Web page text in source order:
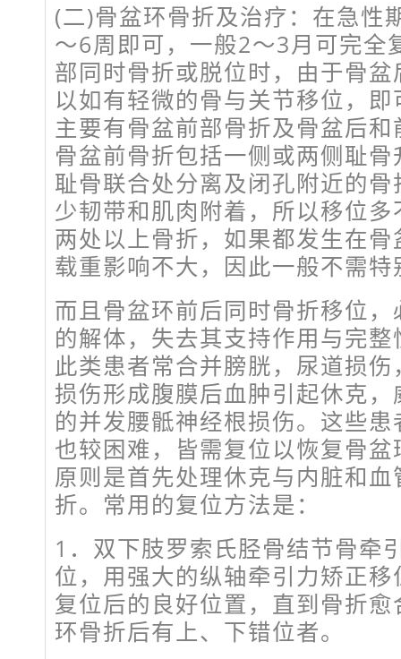
(二)骨盆环骨折及治疗：在急性
～6周即可，一般2～3月可完全
部同时骨折或脱位时，由于骨
以如有轻微的骨与关节移位，
主要有骨盆前部骨折及骨盆后
骨盆前骨折包括一侧或两侧耻
耻骨联合处分离及闭孔附近的
少韧带和肌肉附着，所以移位
两处以上骨折，如果都发生在
载重影响不大，因此一般不需特
而且骨盆环前后同时骨折移位
的解体，失去其支持作用与完
此类患者常合并膀胱，尿道损
损伤形成腹膜后血肿引起休克
的并发腰骶神经根损伤。这些
也较困难，皆需复位以恢复骨
原则是首先处理休克与内脏和
折。常用的复位方法是：
1．双下肢罗索氏胫骨结节骨牵
位，用强大的纵轴牵引力矫正
复位后的良好位置，直到骨折
环骨折后有上、下错位者。